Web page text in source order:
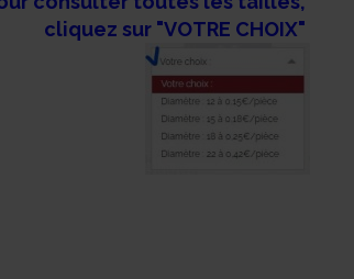
cliquez sur "VOTRE CHOIX"